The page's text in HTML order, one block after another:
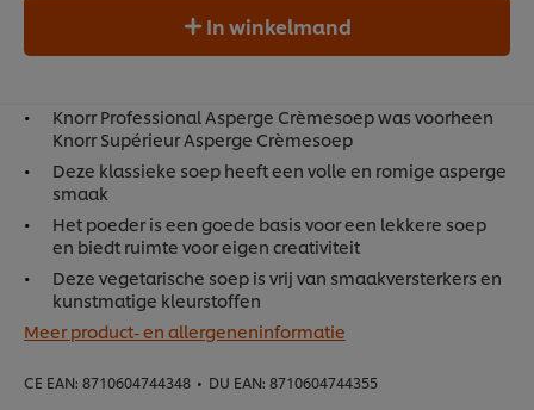
In winkelmand
Knorr Professional Asperge Crèmesoep was voorheen
Knorr Supérieur Asperge Crèmesoep
Deze klassieke soep heeft een volle en romige asperge
smaak
Het poeder is een goede basis voor een lekkere soep
en biedt ruimte voor eigen creativiteit
Deze vegetarische soep is vrij van smaakversterkers en
kunstmatige kleurstoffen
Meer product- en allergeneninformatie
CE EAN: 8710604744348 • DU EAN: 8710604744355